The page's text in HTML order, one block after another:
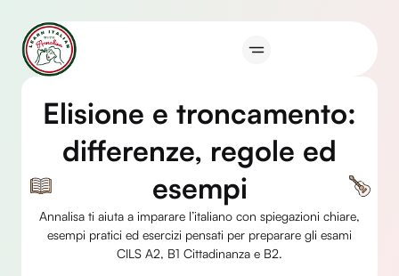
contenuto
Elisione e troncamento:
differenze, regole ed
esempi
Annalisa ti aiuta a imparare l’italiano con spiegazioni chiare,
esempi pratici ed esercizi pensati per preparare gli esami
CILS A2, B1 Cittadinanza e B2.